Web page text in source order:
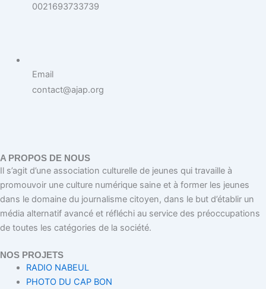
0021693733739
Email
contact@ajap.org
A PROPOS DE NOUS
Il s’agit d’une association culturelle de jeunes qui travaille à
promouvoir une culture numérique saine et à former les jeunes
dans le domaine du journalisme citoyen, dans le but d’établir un
média alternatif avancé et réfléchi au service des préoccupations
de toutes les catégories de la société.
NOS PROJETS
RADIO NABEUL
PHOTO DU CAP BON